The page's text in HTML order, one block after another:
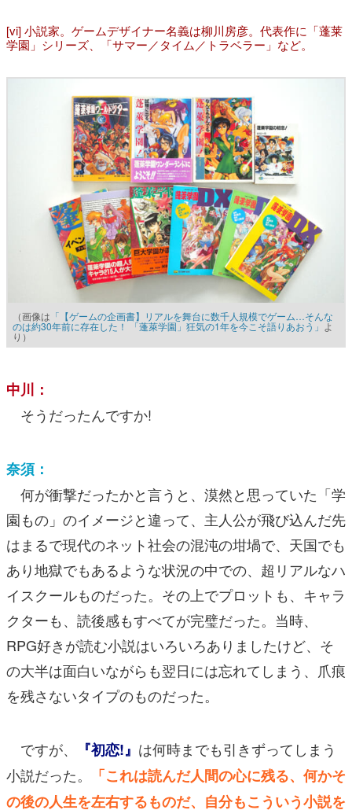
[vi] 小説家。ゲームデザイナー名義は柳川房彦。代表作に「蓬莱
学園」シリーズ、「サマー／タイム／トラベラー」など。
（画像は 「【ゲームの企画書】リアルを舞台に数千人規模でゲーム…そんな
のは約30年前に存在した！ 「蓬萊学園」狂気の1年を今こそ語りあおう」 よ
り）
中川：
そうだったんですか!
奈須：
何が衝撃だったかと言うと、漠然と思っていた「学
園もの」のイメージと違って、主人公が飛び込んだ先
はまるで現代のネット社会の混沌の坩堝で、天国でも
あり地獄でもあるような状況の中での、超リアルなハ
イスクールものだった。その上でプロットも、キャラ
クターも、読後感もすべてが完璧だった。当時、
RPG好きが読む小説はいろいろありましたけど、そ
の大半は面白いながらも翌日には忘れてしまう、爪痕
を残さないタイプのものだった。
ですが、 『初恋!』 は何時までも引きずってしまう
小説だった。
「これは読んだ人間の心に残る、何かそ
の後の人生を左右するものだ、自分もこういう小説を